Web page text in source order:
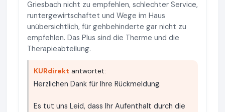
Griesbach nicht zu empfehlen, schlechter Service,
runtergewirtschaftet und Wege im Haus
unübersichtlich, für gehbehinderte gar nicht zu
empfehlen. Das Plus sind die Therme und die
Therapieabteilung.
KURdirekt antwortet:
Herzlichen Dank für Ihre Rückmeldung.
Es tut uns Leid, dass Ihr Aufenthalt durch die